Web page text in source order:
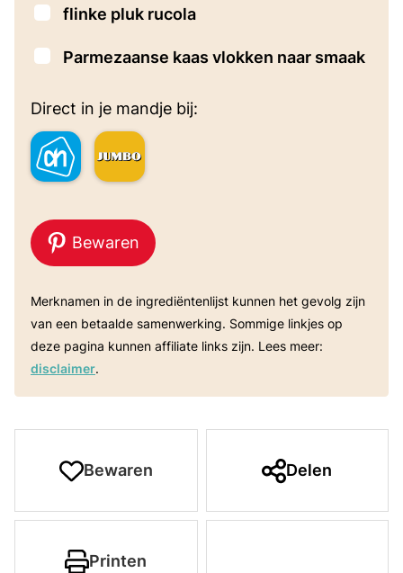
▢
flinke pluk rucola
▢
Parmezaanse kaas vlokken naar smaak
Direct in je mandje bij:
Bewaren
Merknamen in de ingrediëntenlijst kunnen het gevolg zijn
van een betaalde samenwerking. Sommige linkjes op
deze pagina kunnen affiliate links zijn. Lees meer:
disclaimer.
Bewaren Delen
Printen